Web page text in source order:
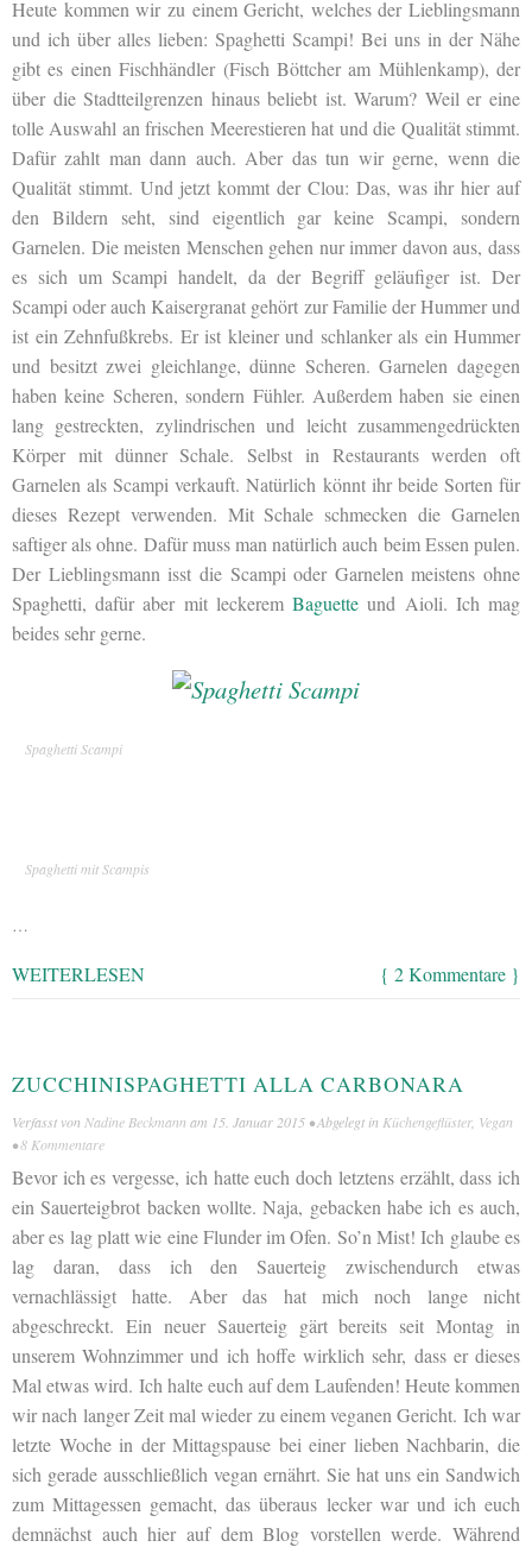
Heute kommen wir zu einem Gericht, welches der Lieblingsmann
und ich über alles lieben: Spaghetti Scampi! Bei uns in der Nähe
gibt es einen Fischhändler (Fisch Böttcher am Mühlenkamp), der
über die Stadtteilgrenzen hinaus beliebt ist. Warum? Weil er eine
tolle Auswahl an frischen Meerestieren hat und die Qualität stimmt.
Dafür zahlt man dann auch. Aber das tun wir gerne, wenn die
Qualität stimmt. Und jetzt kommt der Clou: Das, was ihr hier auf
den Bildern seht, sind eigentlich gar keine Scampi, sondern
Garnelen. Die meisten Menschen gehen nur immer davon aus, dass
es sich um Scampi handelt, da der Begriff geläufiger ist. Der
Scampi oder auch Kaisergranat gehört zur Familie der Hummer und
ist ein Zehnfußkrebs. Er ist kleiner und schlanker als ein Hummer
und besitzt zwei gleichlange, dünne Scheren. Garnelen dagegen
haben keine Scheren, sondern Fühler. Außerdem haben sie einen
lang gestreckten, zylindrischen und leicht zusammengedrückten
Körper mit dünner Schale. Selbst in Restaurants werden oft
Garnelen als Scampi verkauft. Natürlich könnt ihr beide Sorten für
dieses Rezept verwenden. Mit Schale schmecken die Garnelen
saftiger als ohne. Dafür muss man natürlich auch beim Essen pulen.
Der Lieblingsmann isst die Scampi oder Garnelen meistens ohne
Spaghetti, dafür aber mit leckeremBaguette und Aioli. Ich mag
beides sehr gerne.
Spaghetti Scampi
Spaghetti mit Scampis
…
WEITERLESEN { 2 Kommentare }
ZUCCHINISPAGHETTI ALLA CARBONARA
Verfasst von Nadine Beckmann am 15. Januar 2015 • Abgelegt in Küchengeflüster, Vegan
•8 Kommentare
Bevor ich es vergesse, ich hatte euch doch letztens erzählt, dass ich
ein Sauerteigbrot backen wollte. Naja, gebacken habe ich es auch,
aber es lag platt wie eine Flunder im Ofen. So’n Mist! Ich glaube es
lag daran, dass ich den Sauerteig zwischendurch etwas
vernachlässigt hatte. Aber das hat mich noch lange nicht
abgeschreckt. Ein neuer Sauerteig gärt bereits seit Montag in
unserem Wohnzimmer und ich hoffe wirklich sehr, dass er dieses
Mal etwas wird. Ich halte euch auf dem Laufenden! Heute kommen
wir nach langer Zeit mal wieder zu einem veganen Gericht. Ich war
letzte Woche in der Mittagspause bei einer lieben Nachbarin, die
sich gerade ausschließlich vegan ernährt. Sie hat uns ein Sandwich
zum Mittagessen gemacht, das überaus lecker war und ich euch
demnächst auch hier auf dem Blog vorstellen werde. Während